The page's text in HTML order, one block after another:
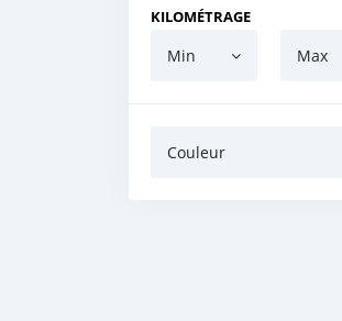
KILOMÉTRAGE
Min Max
Couleur